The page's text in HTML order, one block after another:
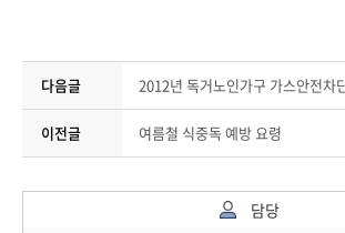
다음글
이전글 여름철 식중독 예방 요령
담당